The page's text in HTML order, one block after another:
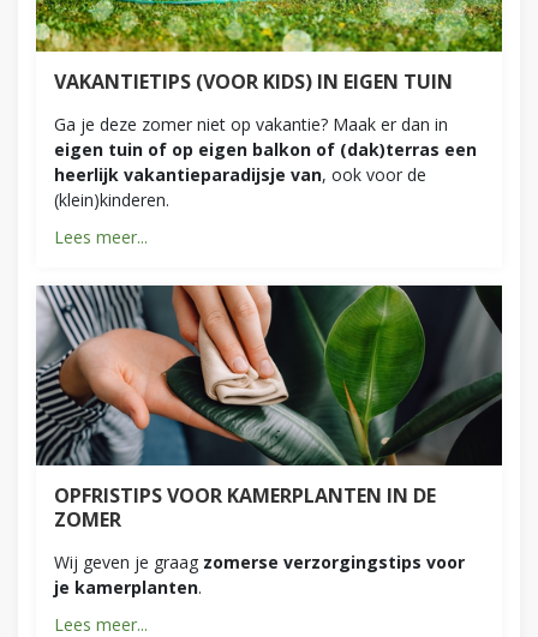
VAKANTIETIPS (VOOR KIDS) IN EIGEN TUIN
Ga je deze zomer niet op vakantie? Maak er dan in
eigen tuin of op eigen balkon of (dak)terras een
heerlijk vakantieparadijsje van, ook voor de
(klein)kinderen.
Lees meer...
OPFRISTIPS VOOR KAMERPLANTEN IN DE
ZOMER
Wij geven je graag zomerse verzorgingstips voor
je kamerplanten.
Lees meer...